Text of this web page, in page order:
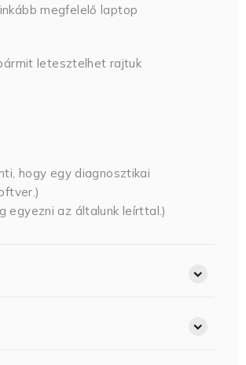
megfelelő laptop
letesztelhet rajtuk
hogy egy diagnosztikai
egyezni az általunk leírttal.)